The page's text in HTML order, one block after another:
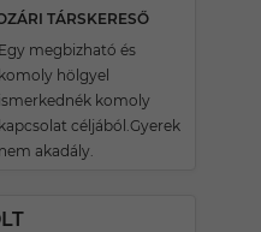
TÁRSKERESŐ
Egy megbizható és
komoly hölgyel
ismerkednék komoly
kapcsolat céljából.Gyerek
nem akadály.